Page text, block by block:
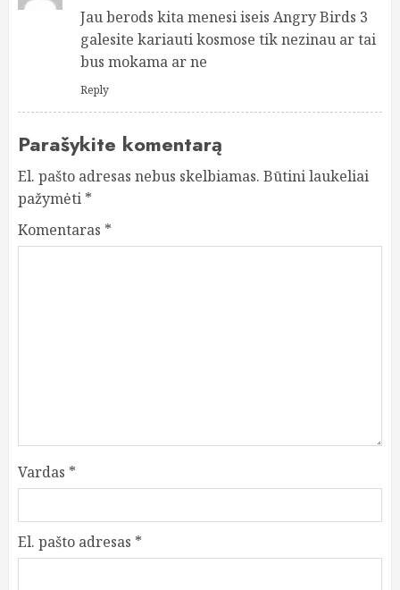
Jau berods kita menesi iseis Angry Birds 3
galesite kariauti kosmose tik nezinau ar tai
bus mokama ar ne
Reply
Parašykite komentarą
El. pašto adresas nebus skelbiamas. Būtini laukeliai
pažymėti *
Komentaras *
Vardas *
El. pašto adresas *